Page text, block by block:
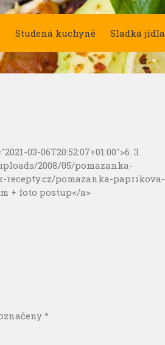
Studená kuchyně Sladká jídla
03-06T20:52:07+01:00">6. 3.
2008/05/pomazanka-
recepty.cz/pomazanka-paprikova-
+ foto postup</a>
*